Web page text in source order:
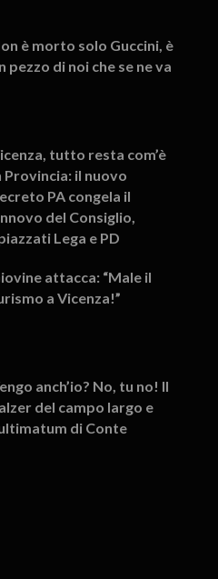
è morto solo Guccini, è
pezzo di noi che se ne va
tutto resta com’è
Provincia: il nuovo
PA congela il
del Consiglio,
Lega e PD
attacca: “Male il
a Vicenza!”
anch’io? No, tu no! Il
del campo largo e
di Conte